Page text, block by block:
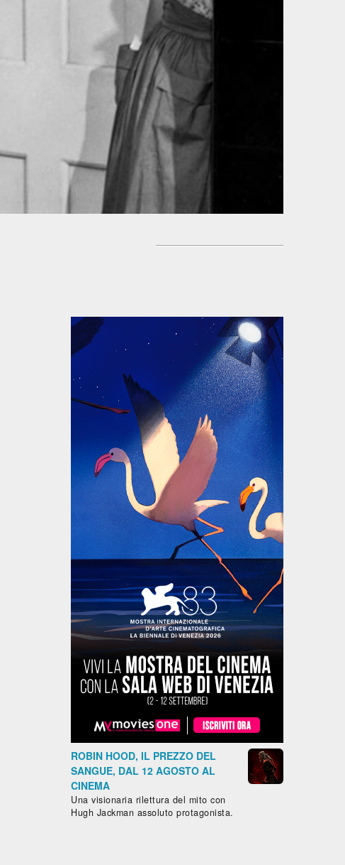
Fantascienza,
Drammatico,
- Danimarca,
Islanda,
Norvegia,
2024, 100'
ETERNAL -
ODISSEA
NEGLI
ABISSI
Commedia
- Francia,
2024, 101'
LA
GAZZA
LADRA
Drammatico
- Marocco,
2022, 122'
IL
CAFTANO
BLU
ROBIN HOOD, IL PREZZO DEL
SANGUE, DAL 12 AGOSTO AL
CINEMA
Una visionaria rilettura del mito con
Hugh Jackman assoluto protagonista.